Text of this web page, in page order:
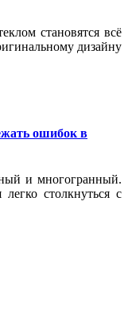
становятся всё
дизайну
ошибок в
и многогранный.
столкнуться с